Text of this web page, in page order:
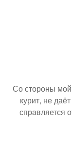
Со стороны
курит, не
справляется